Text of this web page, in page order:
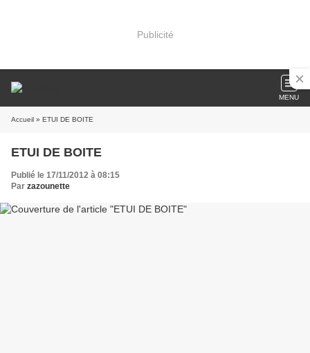
Publicité
MENU
Accueil » ETUI DE BOITE
ETUI DE BOITE
Publié le 17/11/2012 à 08:15
Par zazounette